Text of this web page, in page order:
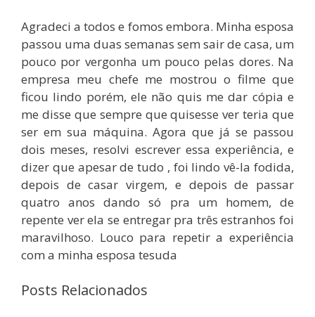
Agradeci a todos e fomos embora. Minha esposa
passou uma duas semanas sem sair de casa, um
pouco por vergonha um pouco pelas dores. Na
empresa meu chefe me mostrou o filme que
ficou lindo porém, ele não quis me dar cópia e
me disse que sempre que quisesse ver teria que
ser em sua máquina. Agora que já se passou
dois meses, resolvi escrever essa experiência, e
dizer que apesar de tudo , foi lindo vê-la fodida,
depois de casar virgem, e depois de passar
quatro anos dando só pra um homem, de
repente ver ela se entregar pra três estranhos foi
maravilhoso. Louco para repetir a experiência
com a minha esposa tesuda
Posts Relacionados